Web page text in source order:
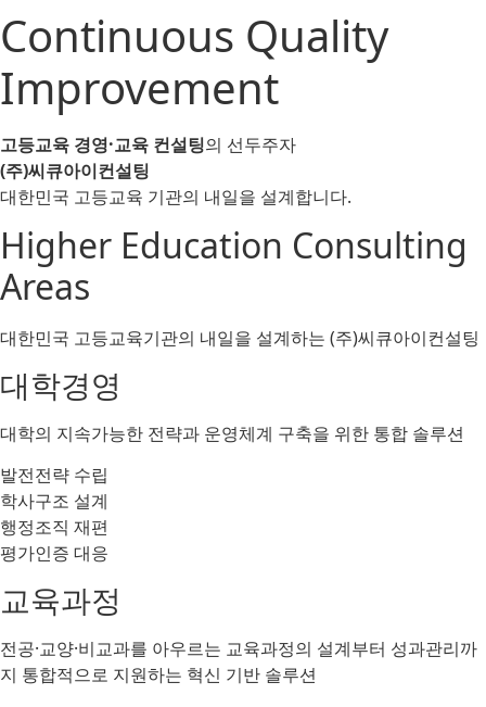
Continuous Quality
Improvement
고등교육 경영·교육 컨설팅의 선두주자
(주)씨큐아이컨설팅
대한민국 고등교육 기관의 내일을 설계합니다.
Higher Education Consulting
Areas
대한민국 고등교육기관의 내일을 설계하는 (주)씨큐아이컨설팅
대학경영
대학의 지속가능한 전략과 운영체계 구축을 위한 통합 솔루션
발전전략 수립
학사구조 설계
행정조직 재편
평가인증 대응
교육과정
전공·교양·비교과를 아우르는 교육과정의 설계부터 성과관리까
지 통합적으로 지원하는 혁신 기반 솔루션​